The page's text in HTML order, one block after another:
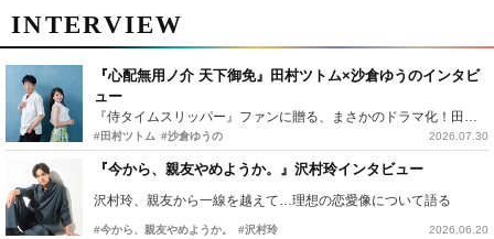
INTERVIEW
『心配無用ノ介 天下御免』田村ツトム×沙倉ゆうのインタビ
ュー
『侍タイムスリッパー』ファンに贈る、まさかのドラマ化！田村ツトム×沙倉ゆうのが語る『心配無用ノ介』撮影秘話
#田村ツトム #沙倉ゆうの 2026.07.30
『今から、親友やめようか。』沢村玲インタビュー
沢村玲、親友から一線を越えて…理想の恋愛像について語る
#今から、親友やめようか。 #沢村玲 2026.06.20